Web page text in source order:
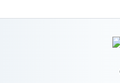
Производитель